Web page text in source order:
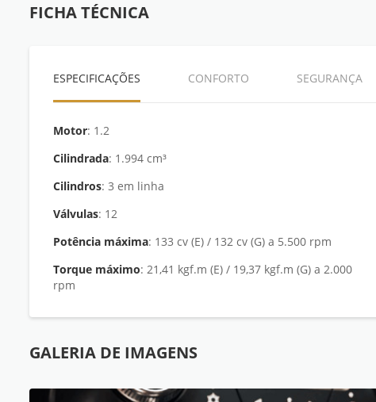
FICHA TÉCNICA
ESPECIFICAÇÕES CONFORTO SEGURANÇA
Motor : 1.2
Cilindrada : 1.994 cm³
Cilindros : 3 em linha
Válvulas : 12
Potência máxima : 133 cv (E) / 132 cv (G) a 5.500 rpm
Torque máximo: 21,41 kgf.m (E) / 19,37 kgf.m (G) a 2.000
rpm
GALERIA DE IMAGENS